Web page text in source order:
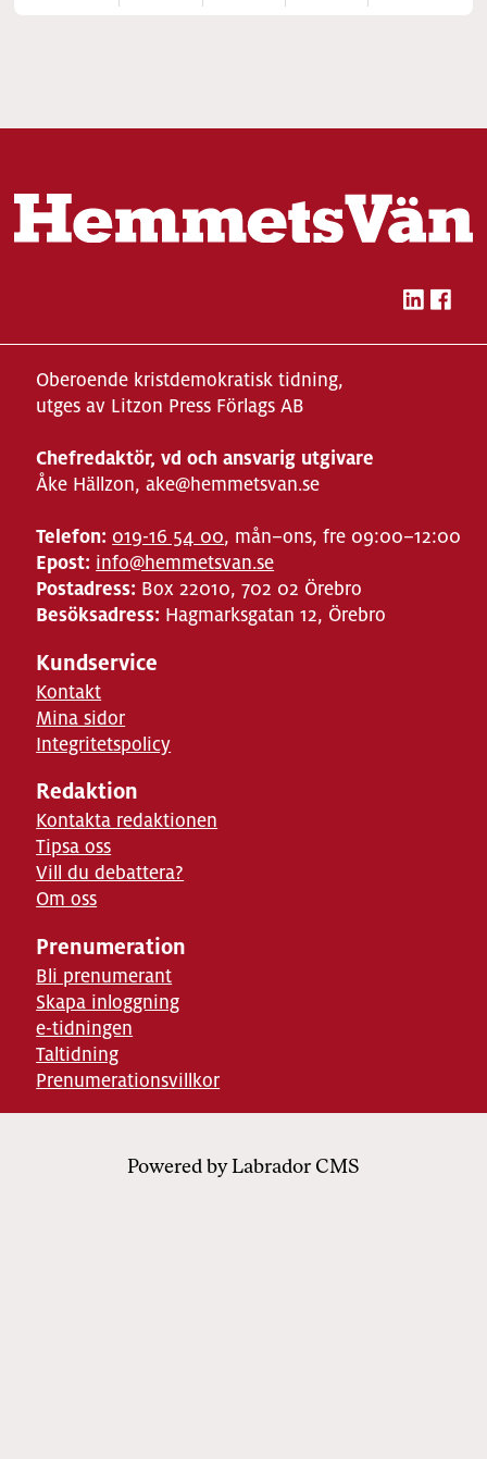
Oberoende kristdemokratisk tidning,
utges av Litzon Press Förlags AB
Chefredaktör, vd och ansvarig utgivare
Åke Hällzon, ake@hemmetsvan.se
Telefon: 019-16 54 00, mån–ons, fre 09:00–12:00
Epost: info@hemmetsvan.se
Postadress: Box 22010, 702 02 Örebro
Besöksadress: Hagmarksgatan 12, Örebro
Kundservice
Kontakt
Mina sidor
Integritetspolicy
Redaktion
Kontakta redaktionen
Tipsa oss
Vill du debattera?
Om oss
Prenumeration
Bli prenumerant
Skapa inloggning
e-tidningen
Taltidning
Prenumerationsvillkor
Powered by Labrador CMS